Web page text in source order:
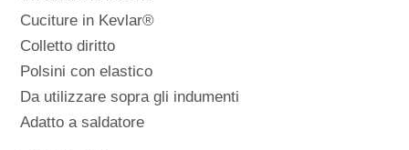
Cuciture in Kevlar®
Colletto diritto
Polsini con elastico
Da utilizzare sopra gli indumenti
Adatto a saldatore